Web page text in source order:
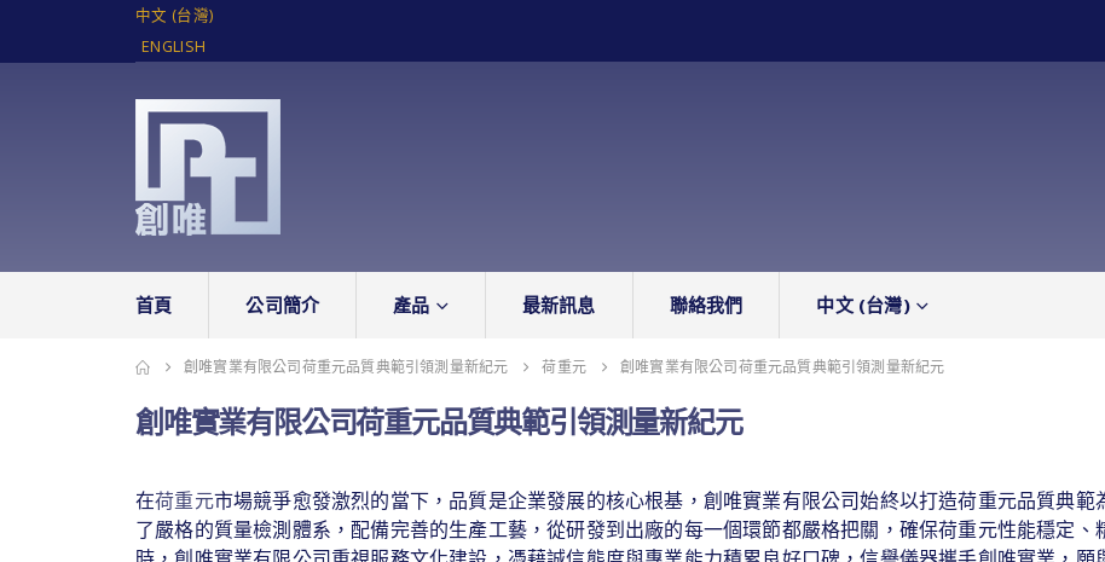
中文 (台灣)
ENGLISH
首頁 公司簡介 產品 最新訊息 聯絡我們 中文 (台灣)
創唯實業有限公司荷重元品質典範引領測量新紀元 荷重元 創唯實業有限公司荷重元品質典範引領測量新紀元
創唯實業有限公司荷重元品質典範引領測量新紀元
在荷重元市場競爭愈發激烈的當下，品質是企業發展的核心根基，創唯實業有限公司始終以打造荷重元品質典
了嚴格的質量檢測體系，配備完善的生產工藝，從研發到出廠的每一個環節都嚴格把關，確保荷重元性能穩定